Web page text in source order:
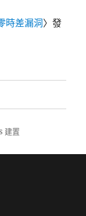
時差漏洞〉發
建置